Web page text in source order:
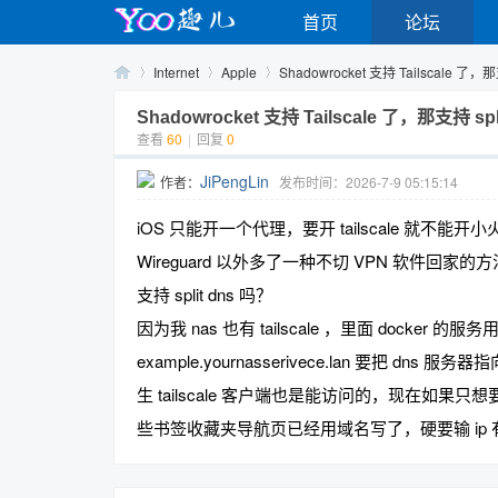
首页 论坛
Internet Apple Shadowrocket 支持 Tailscale 了，
Shadowrocket 支持 Tailscale 了，那支持
查看 60 | 回复 0
作者： JiPengLin 发布时间：2026-7-9 05:15:14
iOS 只能开一个代理，要开 tailscale 就不能开
Wireguard 以外多了一种不切 VPN 软件回家的
支持 split dns 吗？
因为我 nas 也有 tailscale ，里面 docker 的服务
example.yournasserivece.lan 要把 dns 服务器
生 tailscale 客户端也是能访问的，现在如果只
些书签收藏夹导航页已经用域名写了，硬要输 ip